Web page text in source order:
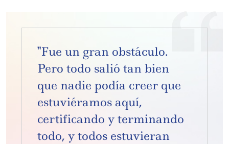
"Fue un gran obstáculo.
Pero todo salió tan bien
que nadie podía creer que
estuviéramos aquí,
certificando y terminando
todo, y todos estuvieran